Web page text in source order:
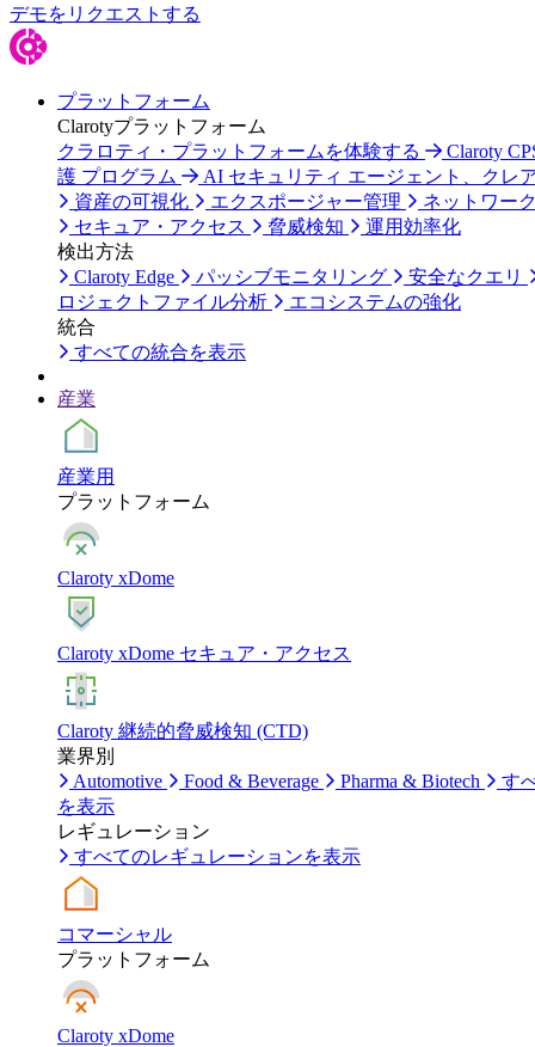
デモをリクエストする
プラットフォーム
Clarotyプラットフォーム
クラロティ・プラットフォームを体験する
Claroty
護 プログラム
AI セキュリティ エージェント、クレ
資産の可視化
エクスポージャー管理
ネットワー
セキュア・アクセス
脅威検知
運用効率化
検出方法
Claroty Edge
パッシブモニタリング
安全なクエリ
ロジェクトファイル分析
エコシステムの強化
統合
すべての統合を表示
産業
産業用
プラットフォーム
Claroty xDome
Claroty xDome セキュア・アクセス
Claroty 継続的脅威検知 (CTD)
業界別
Automotive
Food & Beverage Pharma & Biotech
す
を表示
レギュレーション
すべてのレギュレーションを表示
コマーシャル
プラットフォーム
Claroty xDome